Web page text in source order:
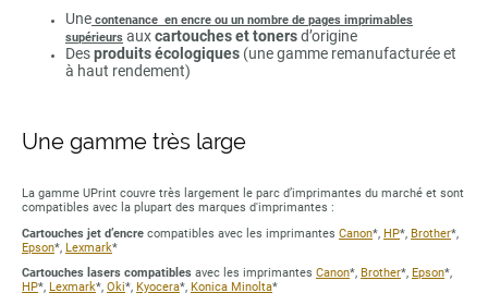
Une contenance en encre ou un nombre de pages imprimables
supérieurs auxcartouches et tonersd’origine
Desproduits écologiques (une gamme remanufacturée et
à haut rendement)
Une gamme très large
La gamme UPrint couvre très largement le parc d’imprimantes du marché et sont
compatibles avec la plupart des marques d'imprimantes :
Cartouches jet d’encre compatibles avec les imprimantes Canon*, HP*, Brother*,
Epson*, Lexmark*
Cartouches lasers compatibles avec les imprimantes Canon*, Brother*, Epson*,
HP*, Lexmark*, Oki*, Kyocera*, Konica Minolta*